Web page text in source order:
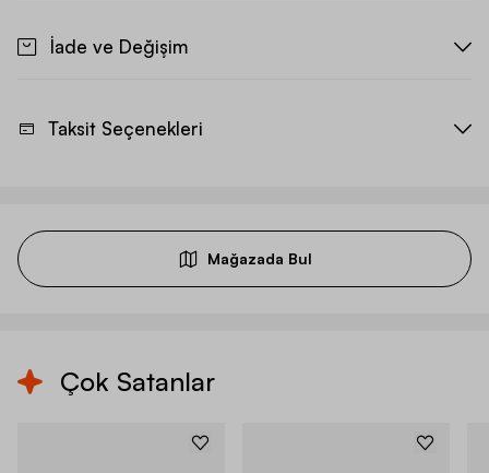
İade ve Değişim
Taksit Seçenekleri
Mağazada Bul
Çok Satanlar